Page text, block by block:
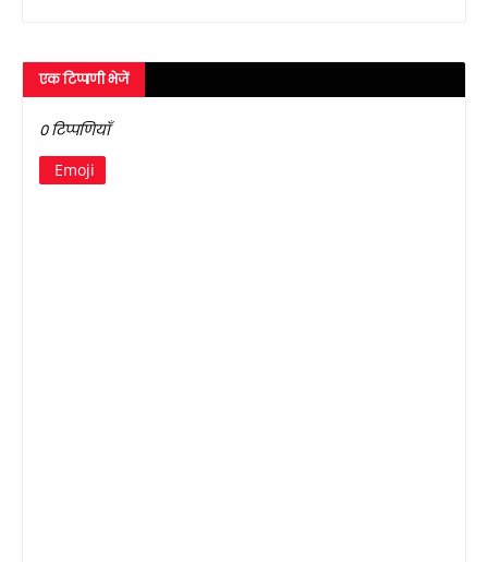
एक टिप्पणी भेजें
0 टिप्पणियाँ
Emoji